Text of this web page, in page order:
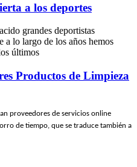
a los deportes
grandes deportistas
a lo largo de los años hemos
últimos
Productos de Limpieza
proveedores de servicios online
de tiempo, que se traduce también a